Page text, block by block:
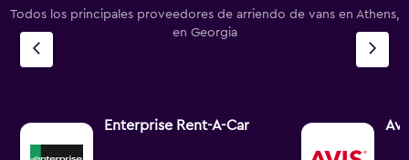
Todos los principales proveedores de arriendo de vans en Athens,
en Georgia
Enterprise Rent-A-Car